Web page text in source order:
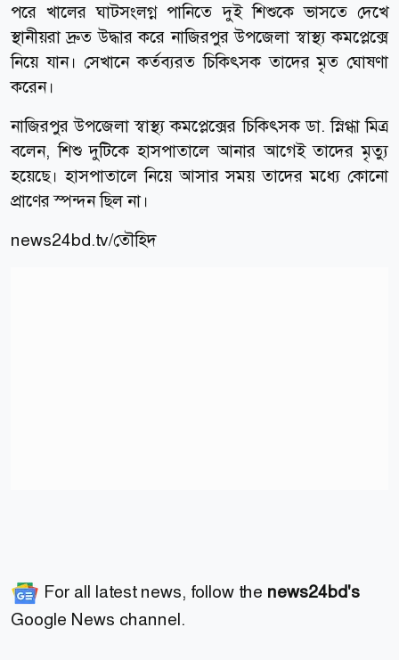
পরে খালের ঘাটসংলগ্ন পানিতে দুই শিশুকে ভাসতে দেখে
স্থানীয়রা দ্রুত উদ্ধার করে নাজিরপুর উপজেলা স্বাস্থ্য কমপ্লেক্সে
নিয়ে যান। সেখানে কর্তব্যরত চিকিৎসক তাদের মৃত ঘোষণা
করেন।
নাজিরপুর উপজেলা স্বাস্থ্য কমপ্লেক্সের চিকিৎসক ডা. স্নিগ্ধা মিত্র
বলেন, শিশু দুটিকে হাসপাতালে আনার আগেই তাদের মৃত্যু
হয়েছে। হাসপাতালে নিয়ে আসার সময় তাদের মধ্যে কোনো
প্রাণের স্পন্দন ছিল না।
news24bd.tv/তৌহিদ
For all latest news, follow the news24bd's
Google News channel.